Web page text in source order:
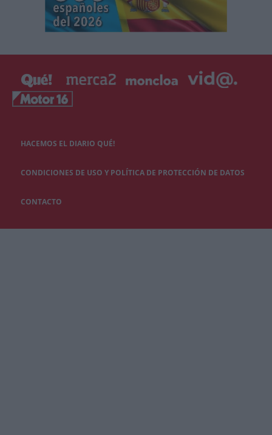
HACEMOS EL DIARIO QUÉ!
CONDICIONES DE USO Y POLÍTICA DE PROTECCIÓN DE DATOS
CONTACTO